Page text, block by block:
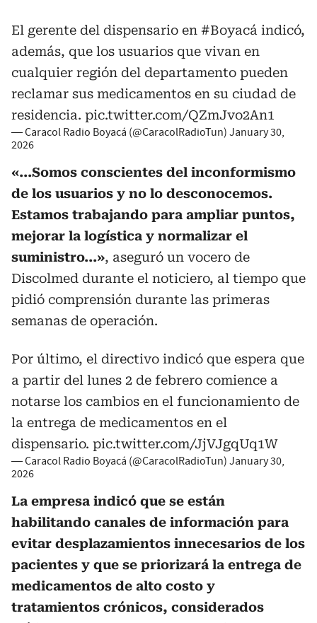
El gerente del dispensario en #Boyacá indicó,
además, que los usuarios que vivan en
cualquier región del departamento pueden
reclamar sus medicamentos en su ciudad de
residencia. pic.twitter.com/QZmJvo2An1
— Caracol Radio Boyacá (@CaracolRadioTun) January 30,
2026
«...Somos conscientes del inconformismo
de los usuarios y no lo desconocemos.
Estamos trabajando para ampliar puntos,
mejorar la logística y normalizar el
suministro...», aseguró un vocero de
Discolmed durante el noticiero, al tiempo que
pidió comprensión durante las primeras
semanas de operación.
Por último, el directivo indicó que espera que
a partir del lunes 2 de febrero comience a
notarse los cambios en el funcionamiento de
la entrega de medicamentos en el
dispensario. pic.twitter.com/JjVJgqUq1W
— Caracol Radio Boyacá (@CaracolRadioTun) January 30,
2026
La empresa indicó que se están
habilitando canales de información para
evitar desplazamientos innecesarios de los
pacientes y que se priorizará la entrega de
medicamentos de alto costo y
tratamientos crónicos, considerados